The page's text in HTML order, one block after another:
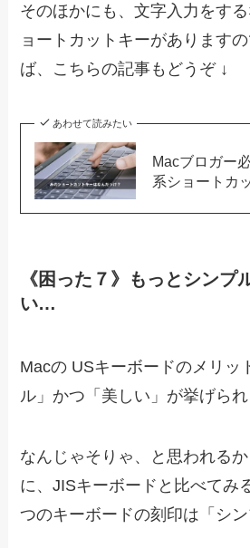
そのほかにも、文字入力をす
ョートカットキーがあります
ば、こちらの記事もどうぞ ↓
あわせて読みたい
Macブロガー
系ショートカ
《困った７》もっとシンプ
い…
Macの USキーボードのメリッ
ル」かつ「美しい」が挙げられ
なんじゃそりゃ、と思われる
に、JISキーボードと比べてみ
つのキーボードの刻印は「シン